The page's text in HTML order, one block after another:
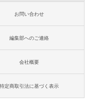
お問い合わせ
編集部へのご連絡
会社概要
特定商取引法に基づく表示